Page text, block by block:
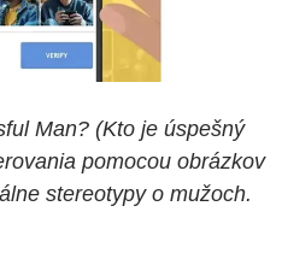
Man? (Kto je úspešný
pomocou obrázkov
stereotypy o mužoch.